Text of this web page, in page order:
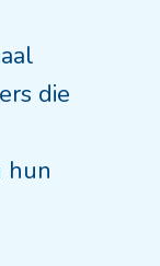
die
hun